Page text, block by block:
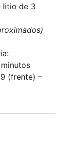
litio de 3
(frente) –